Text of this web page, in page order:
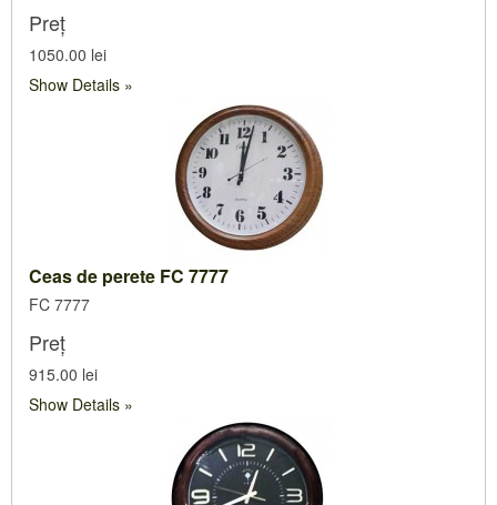
Preț
1050.00 lei
Show Details
Ceas de perete FC 7777
FC 7777
Preț
915.00 lei
Show Details
Hamace
Umbrele
MESE ȘI SCAUNE PENTRU TERASĂ
MOBILA PLIANTĂ
SALTELE PENTRU MOBILĂ DE GRĂDINĂ
Saltele și perne RATTAN
Saltele pentru shezlong
Perne pentru balansoar
Seturi pentru scaune și mese